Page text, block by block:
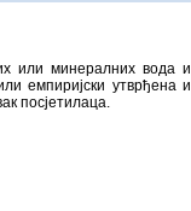
или минералних вода и
емпиријски утврђена и
посјетилаца.